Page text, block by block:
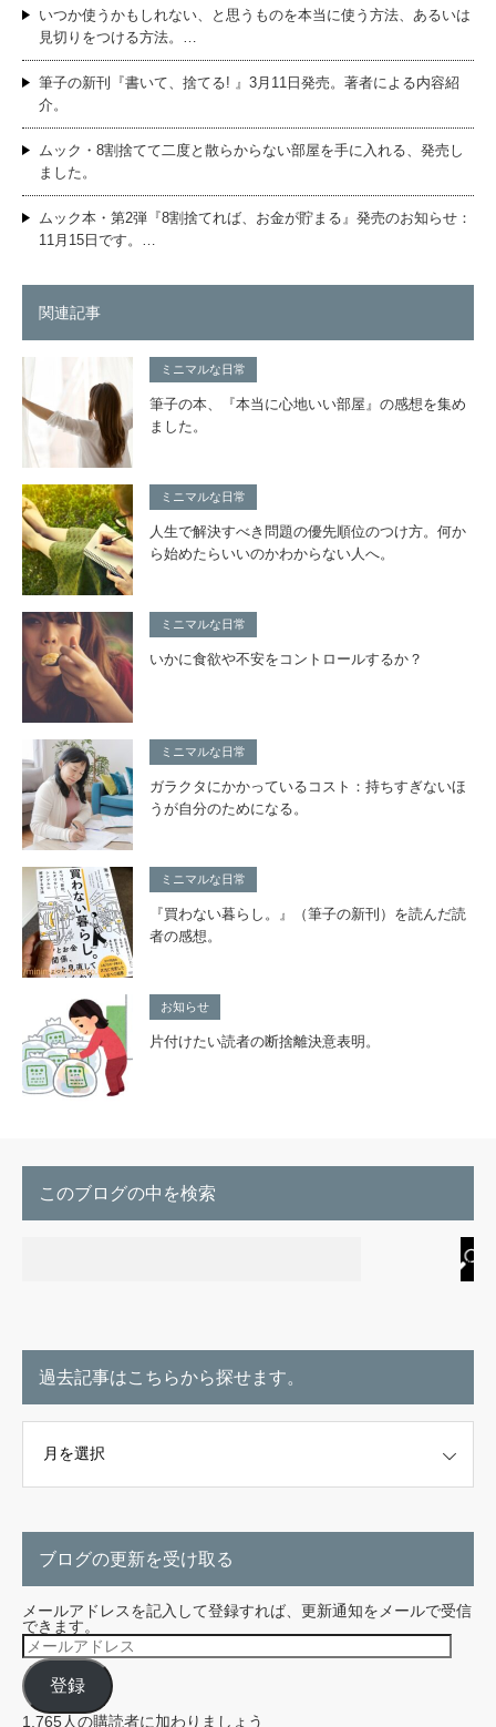
いつか使うかもしれない、と思うものを本当に使う方法、あるいは
見切りをつける方法。…
筆子の新刊『書いて、捨てる! 』3月11日発売。著者による内容紹
介。
ムック・8割捨てて二度と散らからない部屋を手に入れる、発売し
ました。
ムック本・第2弾『8割捨てれば、お金が貯まる』発売のお知らせ：
11月15日です。…
関連記事
ミニマルな日常
筆子の本、『本当に心地いい部屋』の感想を集め
ました。
ミニマルな日常
人生で解決すべき問題の優先順位のつけ方。何か
ら始めたらいいのかわからない人へ。
ミニマルな日常
いかに食欲や不安をコントロールするか？
ミニマルな日常
ガラクタにかかっているコスト：持ちすぎないほ
うが自分のためになる。
ミニマルな日常
『買わない暮らし。』（筆子の新刊）を読んだ読
者の感想。
お知らせ
片付けたい読者の断捨離決意表明。
このブログの中を検索
過去記事はこちらから探せます。
ブログの更新を受け取る
メールアドレスを記入して登録すれば、更新通知をメールで受信
できます。
メ
ー
ル
ア
ド
レ
登録
1,765人の購読者に加わりましょう